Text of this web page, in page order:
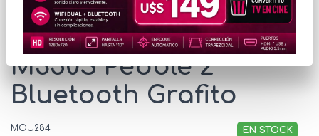
Mouse Logitech
M350S Pebble 2
Bluetooth Grafito
MOU284 EN STOCK